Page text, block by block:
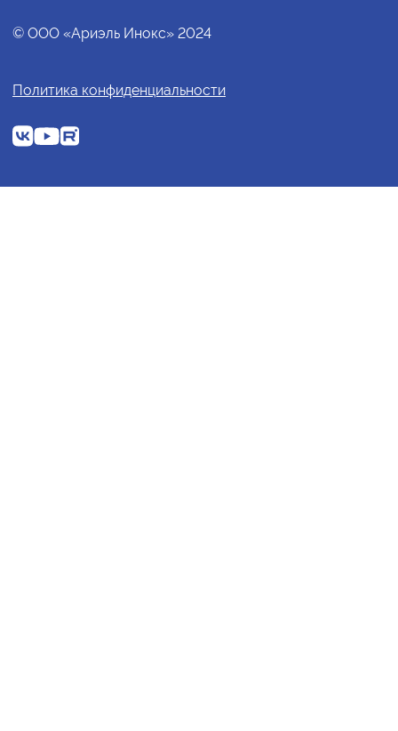
© ООО «Ариэль Инокс» 2024
Политика конфиденциальности